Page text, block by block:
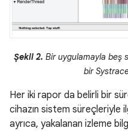
Şekil 2. Bir uygulamayla beş
bir
Her iki rapor da belirli bir
cihazın sistem süreçleriyle
ayrıca, yakalanan izleme